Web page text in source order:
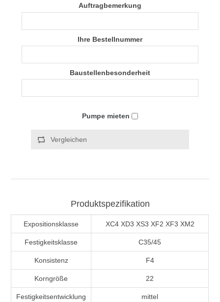
Auftragbemerkung
Ihre Bestellnummer
Baustellenbesonderheit
Pumpe mieten
Vergleichen
Produktspezifikation
Expositionsklasse XC4 XD3 XS3 XF2 XF3 XM2
Festigkeitsklasse C35/45
Konsistenz F4
Korngröße 22
Festigkeitsentwicklung mittel